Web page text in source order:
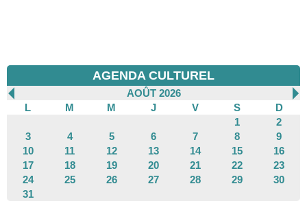
AGENDA CULTUREL
AOÛT 2026
L
M M J V S
D
1
2
3
4 5 6 7 8
9
10
11 12 13 14 15
16
17
18 19 20 21 22
23
24
25 26 27 28 29
30
31